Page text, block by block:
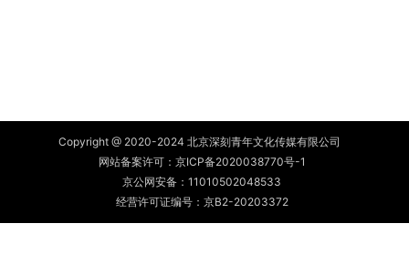
Copyright @ 2020-2024 北京深刻青年文化传媒有限公司
网站备案许可： 京ICP备2020038770号-1
京公网安备： 11010502048533
经营许可证编号：京B2-20203372